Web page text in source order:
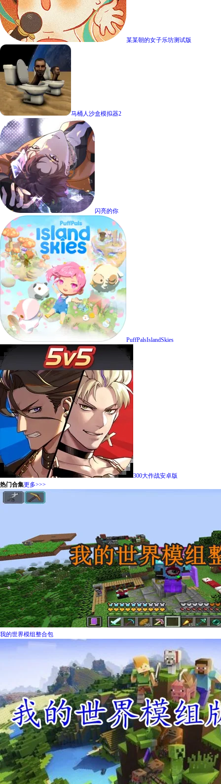
某某朝的女子乐坊测试版
马桶人沙盒模拟器2
闪亮的你
PuffPalsIslandSkies
300大作战安卓版
热门合集更多>>>
我的世界模组整合包